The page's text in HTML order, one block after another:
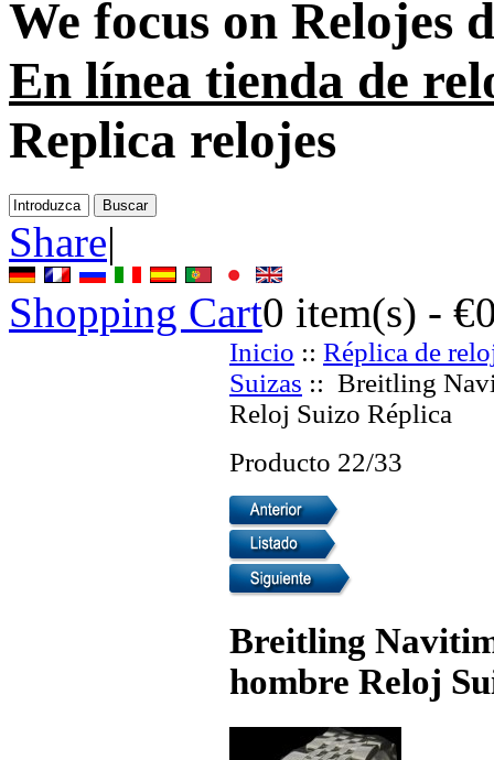
We focus on Relojes
En línea tienda de
Replica relojes
Share|
Shopping Cart0 item(s) -
Inicio :: Réplica de
Suizas :: Breitling
Reloj Suizo Réplica
Producto 22/33
Breitling
hombre Reloj